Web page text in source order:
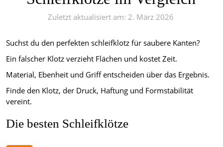
Zuletzt aktualisiert am: 2. März 2026
Suchst du den perfekten schleifklotz für saubere Kanten?
Ein falscher Klotz verzieht Flächen und kostet Zeit.
Material, Ebenheit und Griff entscheiden über das Ergebnis.
Finde den Klotz, der Druck, Haftung und Formstabilität
vereint.
Die besten Schleifklötze